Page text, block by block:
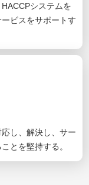
システムを
ビスをサポートす
し、解決し、サー
とを堅持する。